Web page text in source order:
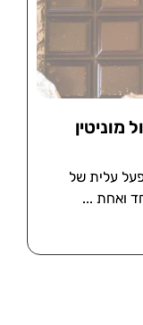
מוניטין
עלית של
ואחת